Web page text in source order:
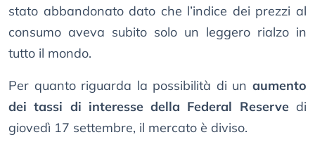
stato abbandonato dato che l’indice dei prezzi al
consumo aveva subito solo un leggero rialzo in
tutto il mondo.
Per quanto riguarda la possibilità di un aumento
dei tassi di interesse della Federal Reservedi
giovedì 17 settembre, il mercato è diviso.